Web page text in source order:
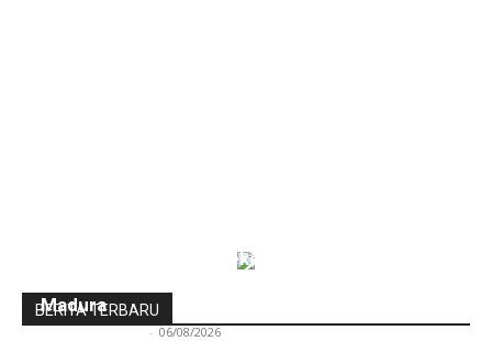
BERITA TERBARU
Indonesia-Tiongkok Teken MoU
Madura
- 06/08/2026